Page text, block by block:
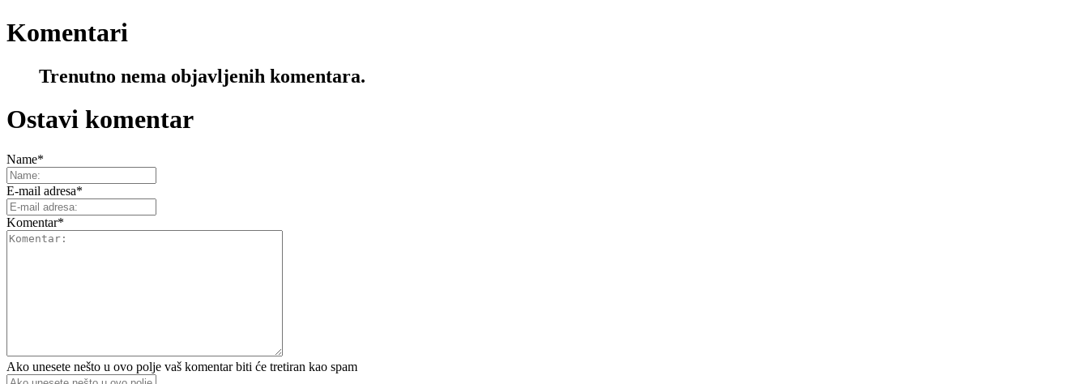
Komentari
Trenutno nema objavljenih komentara.
Ostavi komentar
Name*
E-mail adresa*
Komentar*
Ako unesete nešto u ovo polje vaš komentar biti će tretiran kao spam